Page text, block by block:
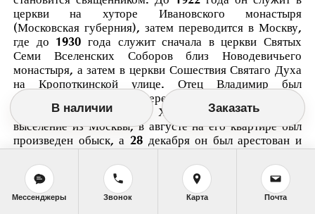
церкви на хуторе Ивановского монастыря
(Московская губерния), затем переводится в Москву,
где до 1930 года служит сначала в церкви Святых
Семи Вселенских Соборов близ Новодевичьего
монастыря, а затем в церкви Сошествия Святаго Духа
на Кропоткинской улице. Отец Владимир был
возведен в сан протоиерея. В марте 1930 года
священник был осужден Хамовническим судом на
выселение из Москвы, в августе на его квартире был
произведен обыск, а 28 декабря он был арестован и
предъявлено обвинение в «антисоветской агитации».
Особое Совещание при Коллегии ОГПУ СССР
проговорило отца Владимира высылке в Северный
В наличии Заказать
Мессенджеры Звонок Карта Почта